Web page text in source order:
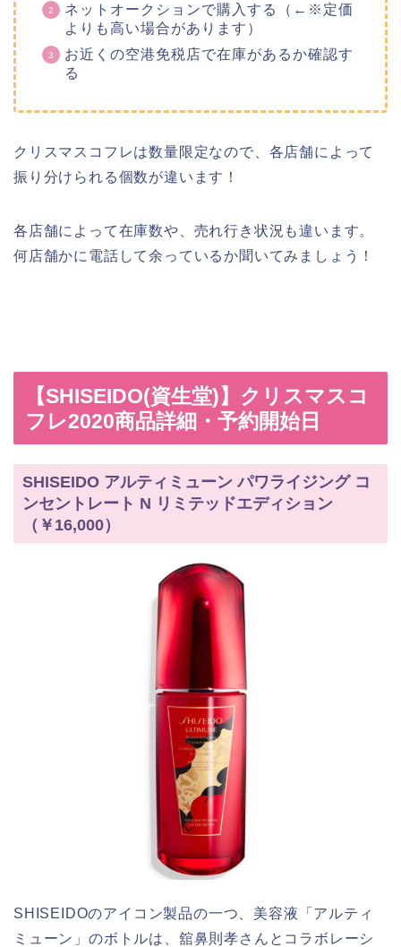
ネットオークションで購入する（←※定価
よりも高い場合があります）
お近くの空港免税店で在庫があるか確認す
る
クリスマスコフレは数量限定なので、各店舗によって
振り分けられる個数が違います！
各店舗によって在庫数や、売れ行き状況も違います。
何店舗かに電話して余っているか聞いてみましょう！
【SHISEIDO(資生堂)】クリスマスコ
フレ2020商品詳細・予約開始日
SHISEIDO アルティミューン パワライジング コ
ンセントレート N リミテッドエディション
（￥16,000）
SHISEIDOのアイコン製品の一つ、美容液「アルティ
ミューン」のボトルは、舘鼻則孝さんとコラボレーシ